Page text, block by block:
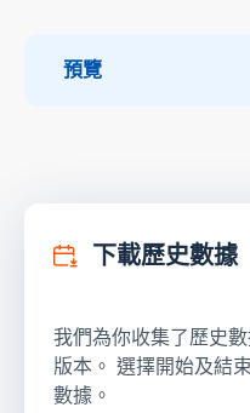
預覽
下載歷史數據
我們為你收集了歷史
版本。 選擇開始及結
數據。